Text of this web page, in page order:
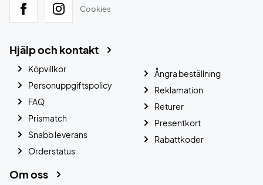
Cookies
Hjälp och kontakt
Köpvillkor
Personuppgiftspolicy
FAQ
Prismatch
Snabb leverans
Orderstatus
Ångra beställning
Reklamation
Returer
Presentkort
Rabattkoder
Om oss